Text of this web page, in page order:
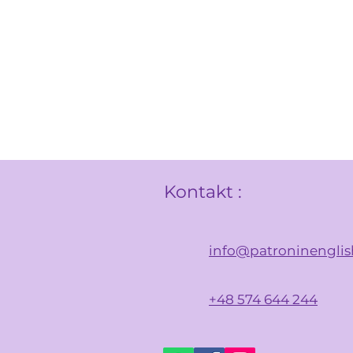
Kontakt :
+48 574 644 244